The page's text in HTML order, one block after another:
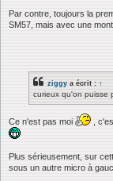
Par contre, toujours la
SM57, mais avec une
ziggy a écrit : ↑
curieux qu'on puisse
Ce n'est pas moi ,
Plus sérieusement, sur
sous un autre micro à